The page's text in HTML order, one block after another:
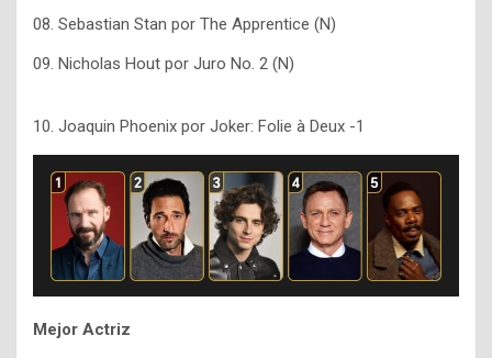
08. Sebastian Stan por The Apprentice (N)
09. Nicholas Hout por Juro No. 2 (N)
10. Joaquin Phoenix por Joker: Folie à Deux -1
Mejor Actriz